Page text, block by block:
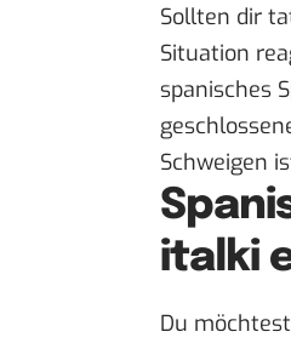
Sollten dir
Situation
spanisches
Schweigen
italki
Du